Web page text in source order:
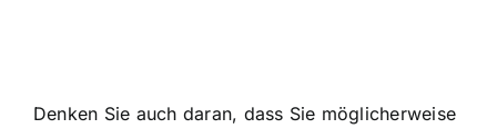
Denken Sie auch daran, dass Sie möglicherweise